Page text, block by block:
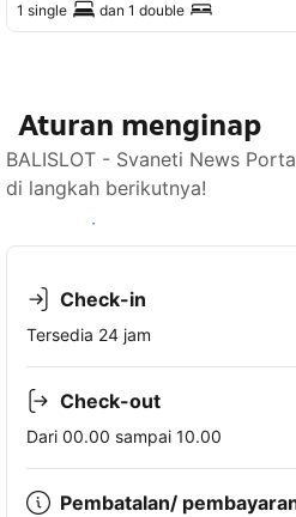
1 single dan 1 double
Aturan menginap
BALISLOT - Svaneti News
di langkah berikutnya!
Lihat ketersediaan
Check-in
Tersedia 24 jam
Check-out
Dari 00.00 sampai 10.00
Pembatalan/